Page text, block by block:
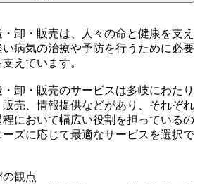
卸・販売は、人々の命と健康を支え
病気の治療や予防を行うために必要
えています。
卸・販売のサービスは多岐にわたり
売、情報提供などがあり、それぞれ
において幅広い役割を担っているの
ズに応じて最適なサービスを選択で
観点